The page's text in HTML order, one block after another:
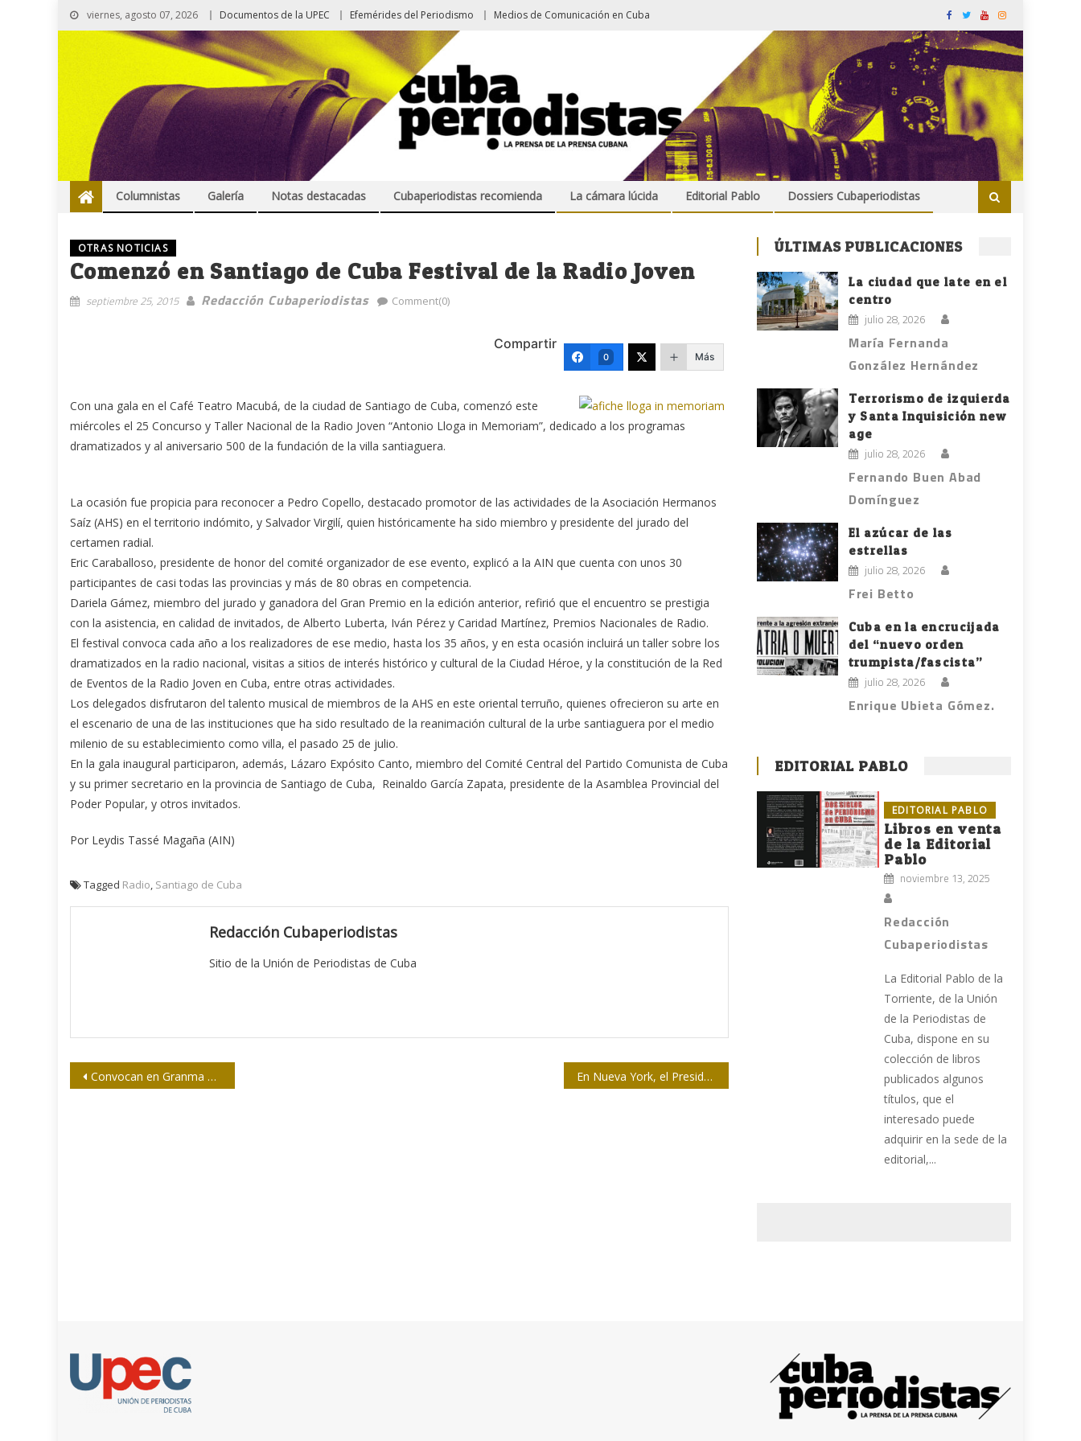
viernes, agosto 07, 2026 Documentos de la UPEC Efemérides del Periodismo Medios de Comunicación en Cuba
Columnistas Galería Notas destacadas Cubaperiodistas recomienda La cámara lúcida Editorial Pablo Dossiers Cubaperiodistas
OTRAS NOTICIAS
Comenzó en Santiago de Cuba Festival de la Radio Joven
septiembre 25, 2015 Redacción Cubaperiodistas Comment(0)
Compartir
0 Más
Con una gala en el Café Teatro Macubá, de la ciudad de Santiago de Cuba, comenzó este
miércoles el 25 Concurso y Taller Nacional de la Radio Joven “Antonio Lloga in Memoriam”, dedicado a los programas
dramatizados y al aniversario 500 de la fundación de la villa santiaguera.
La ocasión fue propicia para reconocer a Pedro Copello, destacado promotor de las actividades de la Asociación Hermanos
Saíz (AHS) en el territorio indómito, y Salvador Virgilí, quien históricamente ha sido miembro y presidente del jurado del
certamen radial.
Eric Caraballoso, presidente de honor del comité organizador de ese evento, explicó a la AIN que cuenta con unos 30
participantes de casi todas las provincias y más de 80 obras en competencia.
Dariela Gámez, miembro del jurado y ganadora del Gran Premio en la edición anterior, refirió que el encuentro se prestigia
con la asistencia, en calidad de invitados, de Alberto Luberta, Iván Pérez y Caridad Martínez, Premios Nacionales de Radio.
El festival convoca cada año a los realizadores de ese medio, hasta los 35 años, y en esta ocasión incluirá un taller sobre los
dramatizados en la radio nacional, visitas a sitios de interés histórico y cultural de la Ciudad Héroe, y la constitución de la Red
de Eventos de la Radio Joven en Cuba, entre otras actividades.
Los delegados disfrutaron del talento musical de miembros de la AHS en este oriental terruño, quienes ofrecieron su arte en
el escenario de una de las instituciones que ha sido resultado de la reanimación cultural de la urbe santiaguera por el medio
milenio de su establecimiento como villa, el pasado 25 de julio.
En la gala inaugural participaron, además, Lázaro Expósito Canto, miembro del Comité Central del Partido Comunista de Cuba
y su primer secretario en la provincia de Santiago de Cuba, Reinaldo García Zapata, presidente de la Asamblea Provincial del
Poder Popular, y otros invitados.
Por Leydis Tassé Magaña (AIN)
Tagged Radio, Santiago de Cuba
Redacción Cubaperiodistas
Sitio de la Unión de Periodistas de Cuba
Navegación
Convocan en Granma a periodistas en solidaridad con luchador boricua En Nueva York, el Presidente Raúl Castro
ÚLTIMAS PUBLICACIONES
La ciudad que late en el
centro
julio 28, 2026
María Fernanda
González Hernández
Terrorismo de izquierda
y Santa Inquisición new
age
julio 28, 2026
Fernando Buen Abad
Domínguez
El azúcar de las
estrellas
julio 28, 2026
Frei Betto
Cuba en la encrucijada
del “nuevo orden
trumpista/fascista”
julio 28, 2026
Enrique Ubieta Gómez.
EDITORIAL PABLO
EDITORIAL PABLO
Libros en venta
de la Editorial
Pablo
noviembre 13, 2025
Redacción
Cubaperiodistas
La Editorial Pablo de la
Torriente, de la Unión
de la Periodistas de
Cuba, dispone en su
colección de libros
publicados algunos
títulos, que el
interesado puede
adquirir en la sede de la
editorial,...